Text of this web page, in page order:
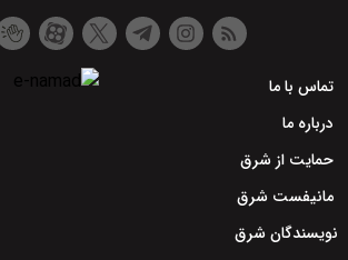
تماس با ما
درباره ما
حمایت از شرق
مانیفست شرق
نویسندگان شرق